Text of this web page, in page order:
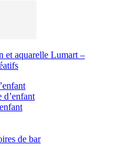
et aquarelle Lumart –
d’enfant
de bar